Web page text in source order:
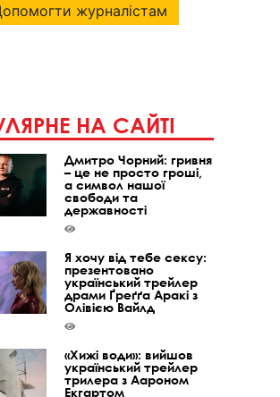
журналістам
НА САЙТІ
Дмитро Чорний: гривня
– це не просто гроші,
а символ нашої
свободи та
державності
Я хочу від тебе сексу:
презентовано
український трейлер
драми Ґреґґа Аракі з
Олівією Вайлд
«Хижі води»: вийшов
український трейлер
трилера з Аароном
Екгартом